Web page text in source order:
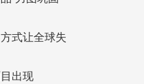
式让全球失
出现